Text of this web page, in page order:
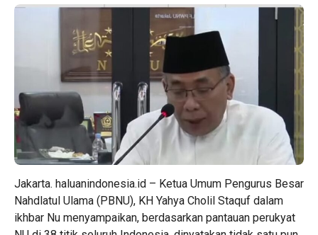
Jakarta. haluanindonesia.id – Ketua Umum Pengurus Besar
Nahdlatul Ulama (PBNU), KH Yahya Cholil Staquf dalam
ikhbar Nu menyampaikan, berdasarkan pantauan perukyat